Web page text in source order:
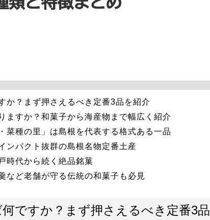
か？まず押さえるべき定番3品を紹介
ますか？和菓子から海産物まで幅広く紹介
菜種の里」は島根を代表する格式ある一品
ンパクト抜群の島根名物定番土産
時代から続く絶品銘菓
など老舗が守る伝統の和菓子も必見
ですか？まず押さえるべき定番3品